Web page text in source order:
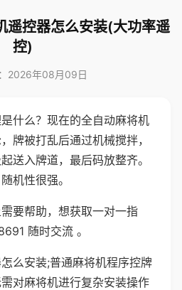
遥控器怎么安装(大功率遥
控)
2026年08月09日
什么？现在的全自动麻将机
牌被打乱后通过机械搅拌，
送入牌道，最后码放整齐。
机性很强。
要帮助，想获取一对一指
随时交流 。
么安装;普通麻将机程序控牌
对麻将机进行复杂安装操作